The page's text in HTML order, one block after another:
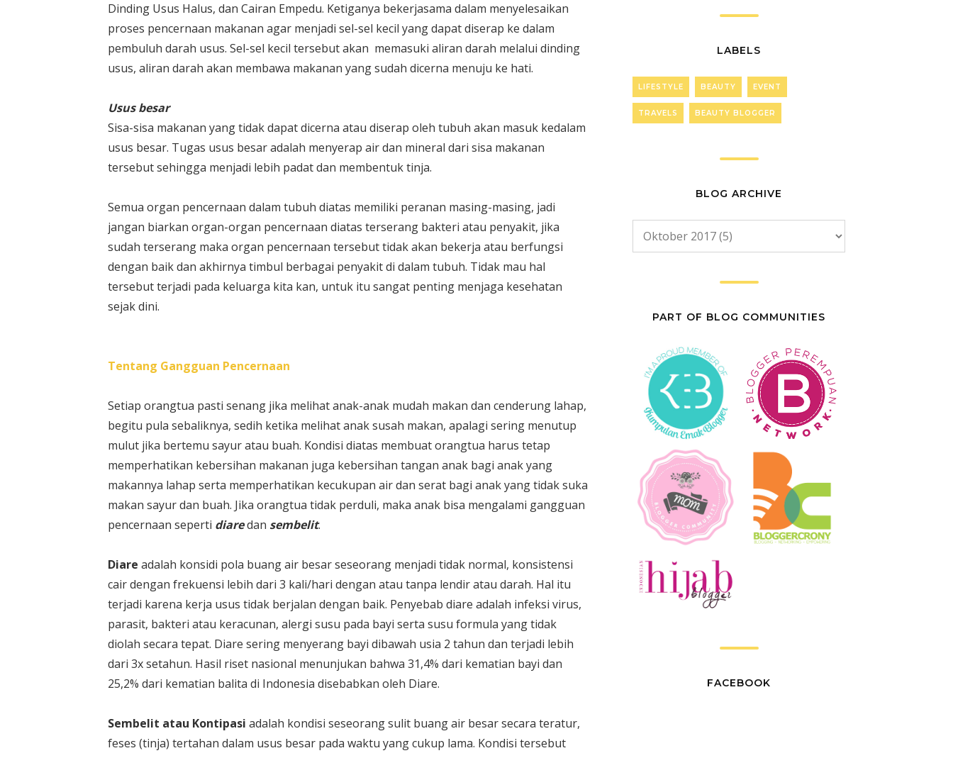
Dinding Usus Halus, dan Cairan Empedu. Ketiganya bekerjasama dalam menyelesaikan
proses pencernaan makanan agar menjadi sel-sel kecil yang dapat diserap ke dalam
pembuluh darah usus. Sel-sel kecil tersebut akan memasuki aliran darah melalui dinding
usus, aliran darah akan membawa makanan yang sudah dicerna menuju ke hati.
Usus besar
Sisa-sisa makanan yang tidak dapat dicerna atau diserap oleh tubuh akan masuk kedalam
usus besar. Tugas usus besar adalah menyerap air dan mineral dari sisa makanan
tersebut sehingga menjadi lebih padat dan membentuk tinja.
Semua organ pencernaan dalam tubuh diatas memiliki peranan masing-masing, jadi
jangan biarkan organ-organ pencernaan diatas terserang bakteri atau penyakit, jika
sudah terserang maka organ pencernaan tersebut tidak akan bekerja atau berfungsi
dengan baik dan akhirnya timbul berbagai penyakit di dalam tubuh. Tidak mau hal
tersebut terjadi pada keluarga kita kan, untuk itu sangat penting menjaga kesehatan
sejak dini.
Tentang Gangguan Pencernaan
Setiap orangtua pasti senang jika melihat anak-anak mudah makan dan cenderung lahap,
begitu pula sebaliknya, sedih ketika melihat anak susah makan, apalagi sering menutup
mulut jika bertemu sayur atau buah. Kondisi diatas membuat orangtua harus tetap
memperhatikan kebersihan makanan juga kebersihan tangan anak bagi anak yang
makannya lahap serta memperhatikan kecukupan air dan serat bagi anak yang tidak suka
makan sayur dan buah. Jika orangtua tidak perduli, maka anak bisa mengalami gangguan
pencernaan seperti diaredan sembelit.
Diare adalah konsidi pola buang air besar seseorang menjadi tidak normal, konsistensi
cair dengan frekuensi lebih dari 3 kali/hari dengan atau tanpa lendir atau darah. Hal itu
terjadi karena kerja usus tidak berjalan dengan baik. Penyebab diare adalah infeksi virus,
parasit, bakteri atau keracunan, alergi susu pada bayi serta susu formula yang tidak
diolah secara tepat. Diare sering menyerang bayi dibawah usia 2 tahun dan terjadi lebih
dari 3x setahun. Hasil riset nasional menunjukan bahwa 31,4% dari kematian bayi dan
25,2% dari kematian balita di Indonesia disebabkan oleh Diare.
Sembelit atau Kontipasi adalah kondisi seseorang sulit buang air besar secara teratur,
feses (tinja) tertahan dalam usus besar pada waktu yang cukup lama. Kondisi tersebut
LABELS
LIFESTYLE BEAUTY EVENT
TRAVELS BEAUTY BLOGGER
BLOG ARCHIVE
PART OF BLOG COMMUNITIES
FACEBOOK